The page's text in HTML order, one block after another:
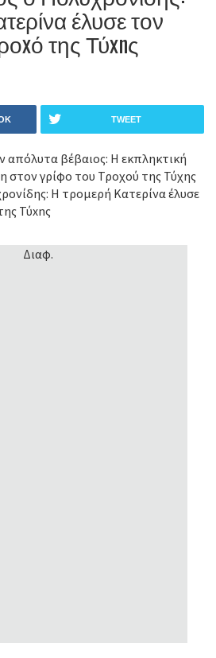
έλυσε τον
της Τύxnς
TWEET
απόλυτα βέβαιος: Η εκπληκτική
στον γρίφο του Τροχού της Τύχης
Η τρομερή Κατερίνα έλυσε
Τύxnς
Διαφ.